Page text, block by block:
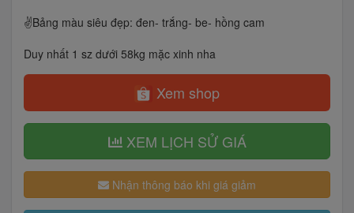
✌️Bảng màu siêu đẹp: đen- trắng- be- hồng cam
Duy nhất 1 sz dưới 58kg mặc xinh nha
Xem shop
XEM LỊCH SỬ GIÁ
Nhận thông báo khi giá giảm